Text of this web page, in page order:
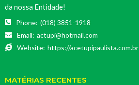
da nossa Entidade!
Phone: (018) 3851-1918
Email: actupi@hotmail.com
Website: https://acetupipaulista.com.br
MATÉRIAS RECENTES